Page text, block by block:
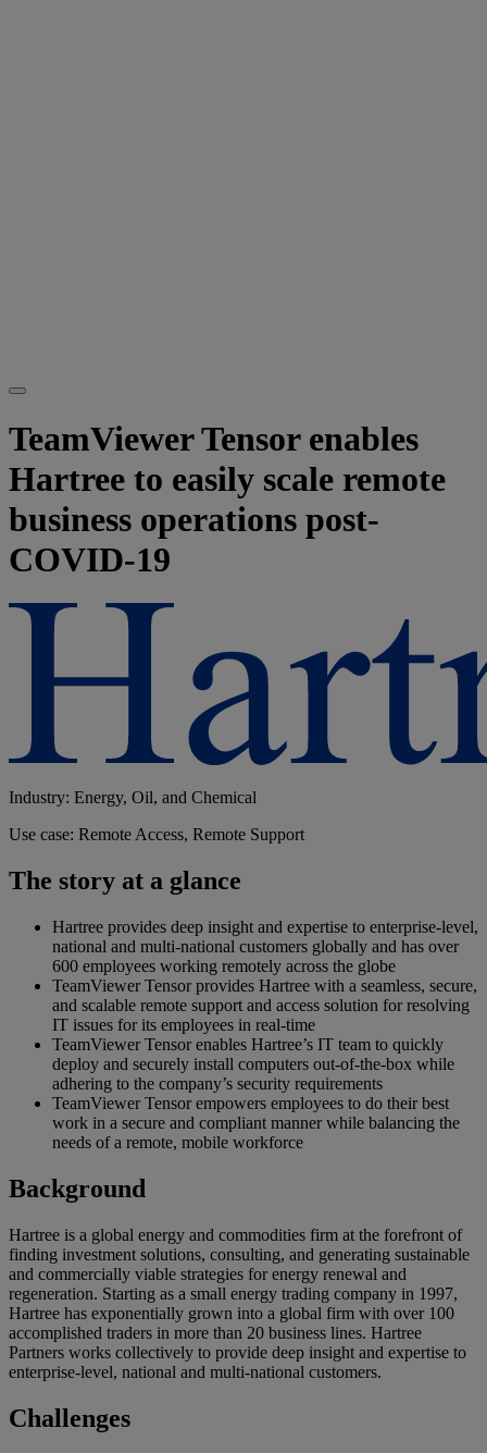
TeamViewer Tensor enables
Hartree to easily scale remote
business operations post-
COVID-19
Industry: Energy, Oil, and Chemical
Use case: Remote Access, Remote Support
The story at a glance
Hartree provides deep insight and expertise to enterprise-level,
national and multi-national customers globally and has over
600 employees working remotely across the globe
TeamViewer Tensor provides Hartree with a seamless, secure,
and scalable remote support and access solution for resolving
IT issues for its employees in real-time
TeamViewer Tensor enables Hartree’s IT team to quickly
deploy and securely install computers out-of-the-box while
adhering to the company’s security requirements
TeamViewer Tensor empowers employees to do their best
work in a secure and compliant manner while balancing the
needs of a remote, mobile workforce
Background
Hartree is a global energy and commodities firm at the forefront of
finding investment solutions, consulting, and generating sustainable
and commercially viable strategies for energy renewal and
regeneration. Starting as a small energy trading company in 1997,
Hartree has exponentially grown into a global firm with over 100
accomplished traders in more than 20 business lines. Hartree
Partners works collectively to provide deep insight and expertise to
enterprise-level, national and multi-national customers.
Challenges